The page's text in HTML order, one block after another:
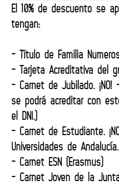
El 10% de descuento se
tengan:
- Título de Familia
- Tarjeta Acreditativa del
- Carnet de Jubilado.
se podrá acreditar con
el DNI.)
- Carnet de Estudiante.
Universidades de Andalucía.
- Carnet ESN (Erasmus)
- Carnet Joven de la